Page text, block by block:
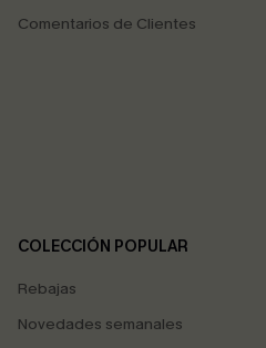
Comentarios de Clientes
COLECCIÓN POPULAR
Rebajas
Novedades semanales